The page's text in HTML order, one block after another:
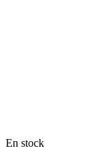
En stock